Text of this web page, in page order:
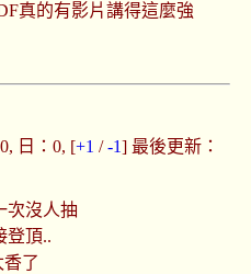
真的有影片講得這麼強
日：0, [+1 /-1] 最後更新：
次沒人抽
登頂..
了